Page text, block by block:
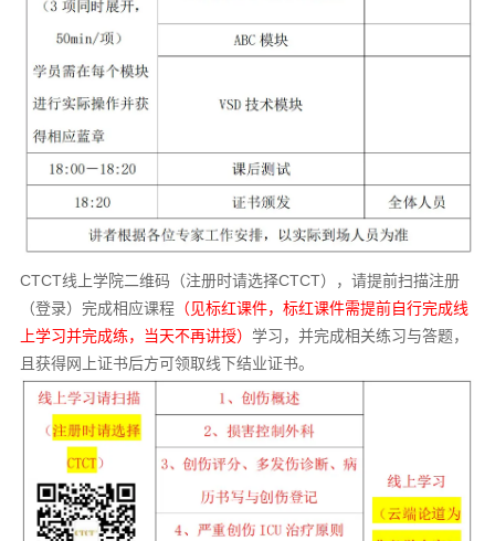
CTCT线上学院二维码（注册时请选择CTCT），请提前扫描注册
（登录）完成相应课程（见标红课件，标红课件需提前自行完成线
上学习并完成练，当天不再讲授） 学习，并完成相关练习与答题，
且获得网上证书后方可领取线下结业证书。